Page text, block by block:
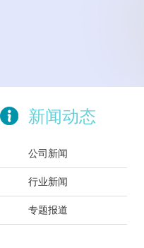
新闻动态
公司新闻
行业新闻
专题报道